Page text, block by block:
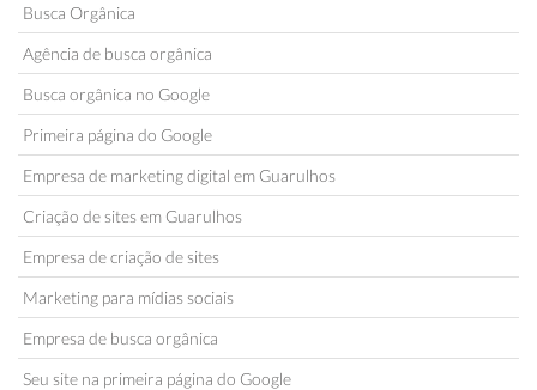
Busca Orgânica
Agência de busca orgânica
Busca orgânica no Google
Primeira página do Google
Empresa de marketing digital em Guarulhos
Criação de sites em Guarulhos
Empresa de criação de sites
Marketing para mídias sociais
Empresa de busca orgânica
Seu site na primeira página do Google